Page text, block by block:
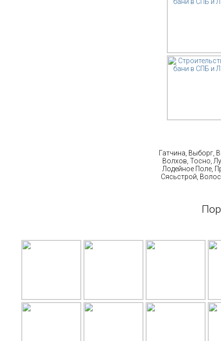
Гатчина, Выборг,
Волхов, Тосно,
Лодейное Поле,
Сясьстрой,